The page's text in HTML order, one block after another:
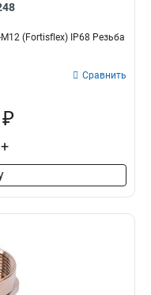
(Fortisflex) IP68 Резьба
Сравнить
+